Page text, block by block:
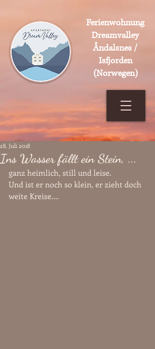
Ferienwohnung
Dreamvalley
Åndalsnes /
Isfjorden
(Norwegen)
Ins Wasser fällt ein Stein, ...
28. Juli 2018
ganz heimlich, still und leise.
Und ist er noch so klein, er zieht doch
weite Kreise....